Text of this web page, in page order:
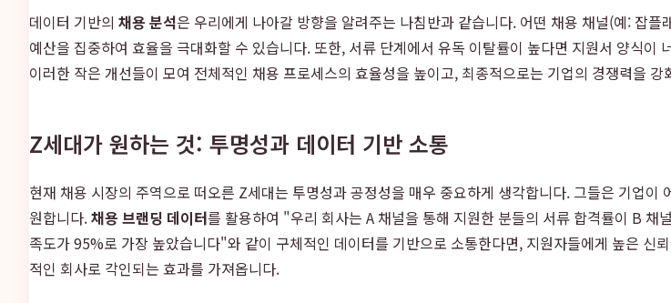
데이터 기반의 채용 분석은 우리에게 나아갈 방향을 알려주는 나침반과 같습니다. 어떤 채용 채널(예: 잡
예산을 집중하여 효율을 극대화할 수 있습니다. 또한, 서류 단계에서 유독 이탈률이 높다면 지원서 양식
이러한 작은 개선들이 모여 전체적인 채용 프로세스의 효율성을 높이고, 최종적으로는 기업의 경쟁력을 강
Z세대가 원하는 것: 투명성과 데이터 기반 소통
현재 채용 시장의 주역으로 떠오른 Z세대는 투명성과 공정성을 매우 중요하게 생각합니다. 그들은 기업
원합니다.채용 브랜딩 데이터를 활용하여 "우리 회사는 A 채널을 통해 지원한 분들의 서류 합격률이 B
족도가 95%로 가장 높았습니다"와 같이 구체적인 데이터를 기반으로 소통한다면, 지원자들에게 높은 신
적인 회사로 각인되는 효과를 가져옵니다.